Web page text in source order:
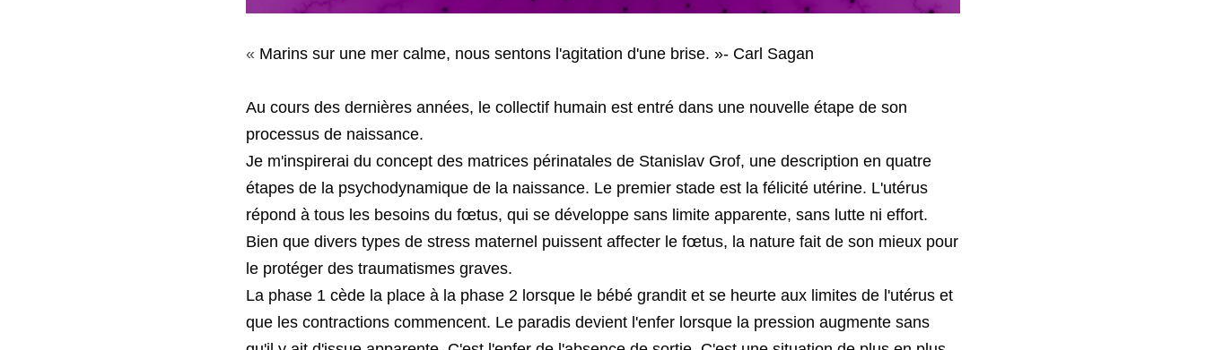
« Marins sur une mer calme, nous sentons l'agitation d'une brise. »- Carl Sagan
Au cours des dernières années, le collectif humain est entré dans une nouvelle étape de son processus de naissance.
Je m'inspirerai du concept des matrices périnatales de Stanislav Grof, une description en quatre étapes de la psychodynamique de la naissance. Le premier stade est la félicité utérine. L'utérus répond à tous les besoins du fœtus, qui se développe sans limite apparente, sans lutte ni effort. Bien que divers types de stress maternel puissent affecter le fœtus, la nature fait de son mieux pour le protéger des traumatismes graves.
La phase 1 cède la place à la phase 2 lorsque le bébé grandit et se heurte aux limites de l'utérus et que les contractions commencent. Le paradis devient l'enfer lorsque la pression augmente sans qu'il y ait d'issue apparente. C'est l'enfer de l'absence de sortie. C'est une situation de plus en plus intolérable qui donne subjectivement l'impression qu'elle doit durer éternellement. C'est ce qu'est devenue l'existence. L'impuissance et le désespoir sont les caractéristiques de cette étape.
La troisième étape commence lorsque le col de l'utérus s'ouvre et que le bébé entame son voyage dans le canal de naissance. Les contractions, les pressions et les poussées s'intensifient, mais comme une destination se dessine, cette étape est normalement moins infernale que la précédente, même si elle exige toutes les ressources de la mère et de l'enfant.
L'étape 4 est l'émergence dans un nouveau monde. Il n'y a pas de retour en arrière possible. Une séparation profonde s'est produite, mais (du moins dans les pratiques d'accouchement traditionnelles) le bébé est réuni avec sa mère qui le tient au sein. Le bébé est désormais un membre de la société, et une nouvelle phase de développement commence.
Si l'on applique cette carte à la civilisation humaine, le stade 1 correspond à la longue courbe de croissance exponentielle de la société humaine qui consomme sans limite apparente les vastes ressources de Mère Nature. Même lorsque les ressources étaient épuisées à un endroit, il y avait toujours un territoire vierge, des minéraux, des forêts et des cultures à exploiter. L'expansion a consommé non seulement les ressources naturelles mais aussi la sauvagerie en nous-mêmes. C'était la colonisation des cultures du don par l'argent et les marchés, des modèles traditionnels d'organisation sociale par la loi, la police et le gouvernement, de l'architecture vernaculaire par les codes de construction, de la médecine populaire par les médicaments, de la profession de sage-femme par l'obstétrique, des communautés historiques par les lotissements génériques, du cercle de chant par le téléchargement de MP3, des contes populaires au coin du feu par les vidéos sur YouTube, du royaume de l'enfance par le régime scolaire, de la culture orale par la culture écrite, du savoir spécifique à un lieu par les formules universelles. Aucune de ces évolutions n'était un mal absolu. Pourtant, il est indéniable que même les personnes les plus riches sont aujourd'hui tourmentées par une pauvreté dévorante, et qu'il existe une tristesse face à cette perte non reconnue qu'aucune nouvelle distraction ne peut apaiser.
Si je devais choisir une date pour le passage du stade 1 au stade 2, ce serait 1917. Après trois années de sauvagerie à l'échelle industrielle pendant la Première Guerre mondiale, c'est à ce moment-là que s'est installé le sombre soupçon que la science, la raison, la technologie et leurs applications industrielles ne seraient peut-être pas la délivrance de l'humanité après tout. Certaines personnes ont commencé à voir que la civilisation était dans une impasse.
À l'époque, l'utérus était encore commode, mais la pression était de plus en plus forte. Je ne parle pas tant ici des limites écologiques de la croissance - comme je le soutiens dans mon livre Climate, si nous perdons nos derniers scrupules à détruire tout ce qui est beau et vivant, la terre peut s'adapter à notre expansion pendant longtemps. Je parle plutôt de ce sentiment de futilité, d'absurdité, d'absence d'issue qui a germé à peu près à cette époque dans le mouvement existentialiste. Nous étions en pleine croissance, mais nous n'allions nulle part. Au cours du siècle qui a suivi, ce sentiment s'est répandu au-delà de l'avant-garde culturelle pour engloutir la masse du monde développé. En fait, il accompagne le développement - dans les endroits qui sont encore "en développement" selon le modèle industriel, l'espoir anime encore les promesses du développement. Mais plus le développement avance, plus le vide de ses promesses devient évident. Il en résulte un effondrement du sens, de la signification et de l'identité qui s'intensifie à mesure que les moyens et les méthodes dont nous avons hérité nous font défaut.
La science et la technologie, la médecine moderne et la robotique, les sciences sociales et le gouvernement rationnel ne promettent plus le paradis. Ces promesses se morfondent dans le musée du futurisme des années 50. Aujourd'hui, leur meilleure offre consiste simplement à rendre la vie tolérable, à restaurer la normalité ou à atteindre la "durabilité".
C'est ce que pourrait penser un fœtus, alors que la pression s'exerce de toutes parts, sans issue apparente. Comment puis-je rendre cela un peu plus tolérable ? Il se déplace et se tortille, mais ne trouve aucun soulagement.
Je sais que je ne suis pas le seul parmi les personnes sensibles à la culture qui ont regardé le désespoir abject en face l'année dernière. Mais maintenant, je sens que les vents ont changé. Le navire continue d'avancer sous l'effet de sa vieille inertie, mais une nouvelle brise se lève.
Lorsque le col de l'utérus s'ouvre, les contractions ne diminuent pas, elles s'intensifient. Nous sommes au bord de convulsions sociales qui dépassent tout ce que nous avons vu en Amérique depuis 160 ans, et en Europe depuis 70 ans. (Dans d'autres endroits, ce processus est télescopé dans un laps de temps plus court et mélangé dans un fouillis non linéaire accéléré). Les contractions peuvent prendre la forme d'un effondrement économique, de catastrophes naturelles, de troubles politiques ou de conflits sociaux. Les anciennes certitudes, vieilles de plusieurs générations, voire de plusieurs siècles, se dissoudront à une vitesse étonnante.
La "nouvelle brise" qui s'est levée a fait place à une tempête. Les nuages ne sont plus seulement à l'horizon. Nous entendons le grondement du tonnerre avant le déluge : perturbations de la chaîne d'approvisionnement, incendies de forêt, inondations et sécheresses, troubles civils, défaillance des systèmes de transport, pannes d'Internet et d'électricité, extrémisme politique, accélération de l'inflation, etc.
Comme le dit le proverbe, c'est à ce moment-là que "la merde devient réelle". Pour beaucoup de gens, c'est déjà le cas : la classe marginale, les malades, les persécutés, les affamés. Ils ont été relativement invisibles pour le gros de la société, hypnotisée qu'elle était par le Spectacle. Mais de plus en plus, les problèmes de Jay Z. ou de Kim Kardashian ne sont plus aussi fascinants. Le sport, les potins des célébrités et le divertissement ne pourront plus tenir la réalité à distance. L'actualité n'est plus une histoire sur un écran. Elles envahissent la vie. Les événements commencent à nous arriver à nous, et non plus à quelqu'un d'autre, ailleurs. La normalité cessera d'exister, car nous sommes désormais dans le passage. C'est le début.
En d'autres termes, nous entrons dans une période de lutte où il est évident que quelque chose d'important est en jeu et que nos actions comptent. Nous avançons dans le canal de la naissance. D'immenses pressions vont s'abattre sur nous, faire une pause pendant un moment, puis s'abattre à nouveau.
Pendant la majeure partie de ma vie, dans l'arène nationale et mondiale, chaque année qui passait semblait semblable à la précédente, une détérioration prévisible. Cela est en train de changer. L'année 2020 n'a pas été une aberration. La normale n'est pas prête de revenir. Nous pourrions revenir un peu en arrière après chaque contraction, mais jamais complètement. Chacune d'entre elles nous poussera vers de nouveaux territoires. Cela ne signifie pas que la situation mondiale va s'améliorer progressivement, bien au contraire. Elle s'intensifiera à chaque contraction jusqu'au moment où nous naîtrons.
Nous allons quelque part. Je ne peux pas en apporter la preuve, seulement une métaphore, la foi, et un appel à votre intuition. Mais voici un signe : La stase qui nous rendait désespérés et cyniques est terminée. Cela ne signifie pas qu'il est temps de s'asseoir et d'attendre notre délivrance. C'est tout le contraire ; le moment est venu de devenir sérieux et d'agir comme si la vie en dépendait. Lors d'un accouchement, la mère fait le plus gros du travail, mais la réaction du bébé est également importante. Une naissance vivante est plus facile qu'une naissance mort-née. Cela ne signifie pas que la vie est un combat. La plupart du temps, elle ne l'est pas, ou ne doit pas l'être. Mais il y a des moments de lutte, comme la pousse à travers la terre, comme le papillon qui sort de son cocon. Bientôt, les circonstances nous pousseront hors de notre zone de confort. Une zone de confort qui, comme le ventre de la mère, a longtemps été inconfortable.
Imaginez ce que c'est que d'être un bébé dans le canal de la naissance. Vous êtes soumis à des pressions qui, de votre point de vue, sont titanesques. Le monde entier s'abat sur vous. Vous n'avez aucune idée de ce qui vous attend ; rien dans votre vie jusqu'à présent ne pouvait prédire les nouvelles expériences qui vous attendent : respirer, faire caca, téter, voir, sentir. Néanmoins, à un certain niveau, même au milieu de l'intensité, vous savez que quelque chose vous attend. Il en va de même pour la collectivité humaine.
Cette connaissance est valable même s'il n'y a aucune garantie que nous naîtrons vivants. Cette incertitude contribue à rendre le passage réel. Un nouveau-né ressent un énor